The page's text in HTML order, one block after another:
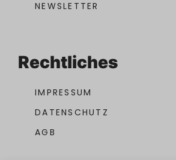
NEWSLETTER
Rechtliches
IMPRESSUM
DATENSCHUTZ
AGB